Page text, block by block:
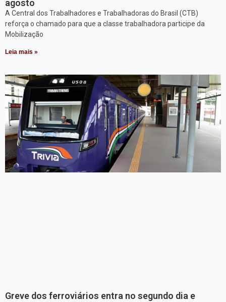
agosto
A Central dos Trabalhadores e Trabalhadoras do Brasil (CTB)
reforça o chamado para que a classe trabalhadora participe da
Mobilização
Leia mais »
Greve dos ferroviários entra no segundo dia e